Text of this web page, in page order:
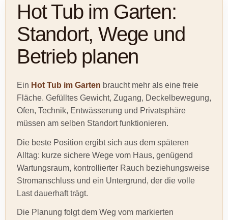
Hot Tub im Garten:
Standort, Wege und
Betrieb planen
Ein Hot Tub im Garten braucht mehr als eine freie
Fläche. Gefülltes Gewicht, Zugang, Deckelbewegung,
Ofen, Technik, Entwässerung und Privatsphäre
müssen am selben Standort funktionieren.
Die beste Position ergibt sich aus dem späteren
Alltag: kurze sichere Wege vom Haus, genügend
Wartungsraum, kontrollierter Rauch beziehungsweise
Stromanschluss und ein Untergrund, der die volle
Last dauerhaft trägt.
Die Planung folgt dem Weg vom markierten